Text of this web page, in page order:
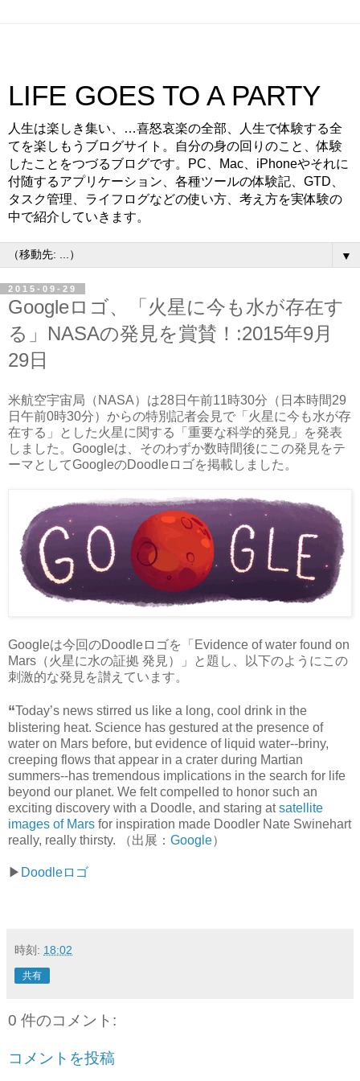
LIFE GOES TO A PARTY
人生は楽しき集い、…喜怒哀楽の全部、人生で体験する全
てを楽しもうブログサイト。自分の身の回りのこと、体験
したことをつづるブログです。PC、Mac、iPhoneやそれに
付随するアプリケーション、各種ツールの体験記、GTD、
タスク管理、ライフログなどの使い方、考え方を実体験の
中で紹介していきます。
▼
2015-09-29
Googleロゴ、「火星に今も水が存在す
る」NASAの発見を賞賛！:2015年9月
29日
米航空宇宙局（NASA）は28日午前11時30分（日本時間29
日午前0時30分）からの特別記者会見で「火星に今も水が存
在する」とした火星に関する「重要な科学的発見」を発表
しました。Googleは、そのわずか数時間後にこの発見をテ
ーマとしてGoogleのDoodleロゴを掲載しました。
Googleは今回のDoodleロゴを「Evidence of water found on
Mars（火星に水の証拠 発見）」と題し、以下のようにこの
刺激的な発見を讃えています。
“Today’s news stirred us like a long, cool drink in the
blistering heat. Science has gestured at the presence of
water on Mars before, but evidence of liquid water--briny,
creeping flows that appear in a crater during Martian
summers--has tremendous implications in the search for life
beyond our planet. We felt compelled to honor such an
exciting discovery with a Doodle, and staring atsatellite
images of Mars for inspiration made Doodler Nate Swinehart
really, really thirsty. （出展： Google）
▶︎ Doodleロゴ
時刻: 18:02
共有
0 件のコメント:
コメントを投稿